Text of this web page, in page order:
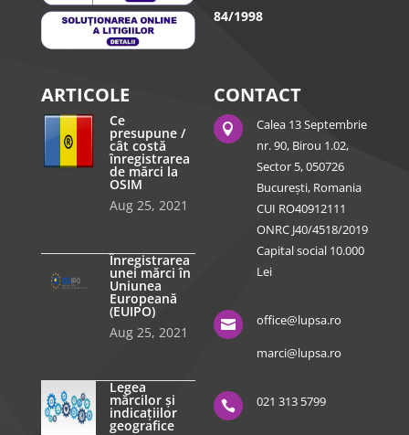
84/1998
ARTICOLE
Ce
presupune /
cât costă
înregistrarea
de mărci la
OSIM
Aug 25, 2021
Înregistrarea
unei mărci în
Uniunea
Europeană
(EUIPO)
Aug 25, 2021
Legea
mărcilor și
indicațiilor
geografice
CONTACT

Calea 13 Septembrie
nr. 90, Birou 1.02,
Sector 5, 050726
București, Romania
CUI RO40912111
ONRC J40/4518/2019
Capital social 10.000
Lei

office@lupsa.ro
marci@lupsa.ro
 021 313 5799